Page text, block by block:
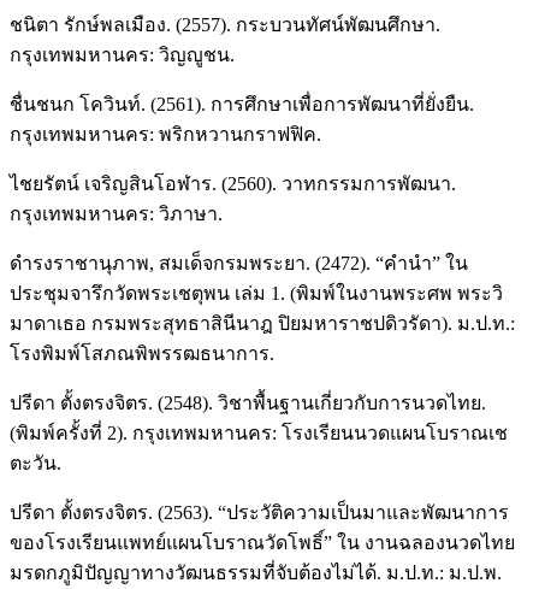
ชนิตา รักษ์พลเมือง. (2557). กระบวนทัศน์พัฒนศึกษา.
กรุงเทพมหานคร: วิญญูชน.
ชื่นชนก โควินท์. (2561). การศึกษาเพื่อการพัฒนาที่ยั่งยืน.
กรุงเทพมหานคร: พริกหวานกราฟฟิค.
ไชยรัตน์ เจริญสินโอฬาร. (2560). วาทกรรมการพัฒนา.
กรุงเทพมหานคร: วิภาษา.
ดำรงราชานุภาพ, สมเด็จกรมพระยา. (2472). “คำนำ” ใน
ประชุมจารึกวัดพระเชตุพน เล่ม 1. (พิมพ์ในงานพระศพ พระวิ
มาดาเธอ กรมพระสุทธาสินีนาฎ ปิยมหาราชปดิวรัดา). ม.ป.ท.:
โรงพิมพ์โสภณพิพรรฒธนาการ.
ปรีดา ตั้งตรงจิตร. (2548). วิชาพื้นฐานเกี่ยวกับการนวดไทย.
(พิมพ์ครั้งที่ 2). กรุงเทพมหานคร: โรงเรียนนวดแผนโบราณเช
ตะวัน.
ปรีดา ตั้งตรงจิตร. (2563). “ประวัติความเป็นมาและพัฒนาการ
ของโรงเรียนแพทย์แผนโบราณวัดโพธิ์” ใน งานฉลองนวดไทย
มรดกภูมิปัญญาทางวัฒนธรรมที่จับต้องไม่ได้. ม.ป.ท.: ม.ป.พ.